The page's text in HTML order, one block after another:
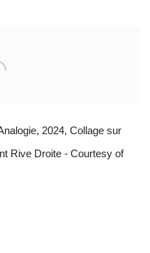
2024, Collage sur
Rive Droite - Courtesy of